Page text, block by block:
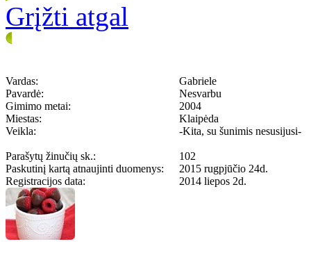
Grįžti atgal
Vardas:
Gabriele
Pavardė:
Nesvarbu
Gimimo metai:
2004
Miestas:
Klaipėda
Veikla:
-Kita, su šunimis nesusijusi-
Parašytų žinučių sk.:
102
Paskutinį kartą atnaujinti duomenys:
2015 rugpjūčio 24d.
Registracijos data:
2014 liepos 2d.